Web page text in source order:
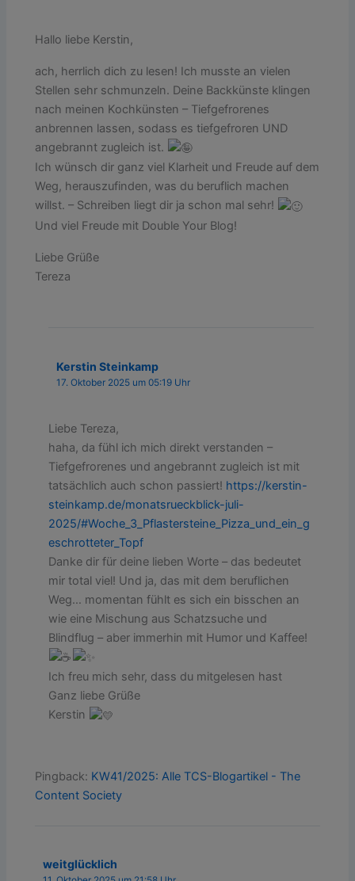
Hallo liebe Kerstin,
ach, herrlich dich zu lesen! Ich musste an vielen
Stellen sehr schmunzeln. Deine Backkünste klingen
nach meinen Kochkünsten – Tiefgefrorenes
anbrennen lassen, sodass es tiefgefroren UND
angebrannt zugleich ist.
Ich wünsch dir ganz viel Klarheit und Freude auf dem
Weg, herauszufinden, was du beruflich machen
willst. – Schreiben liegt dir ja schon mal sehr!
Und viel Freude mit Double Your Blog!
Liebe Grüße
Tereza
Kerstin Steinkamp
17. Oktober 2025 um 05:19 Uhr
Liebe Tereza,
haha, da fühl ich mich direkt verstanden –
Tiefgefrorenes und angebrannt zugleich ist mit
tatsächlich auch schon passiert! https://kerstin-
steinkamp.de/monatsrueckblick-juli-
2025/#Woche_3_Pflastersteine_Pizza_und_ein_g
eschrotteter_Topf
Danke dir für deine lieben Worte – das bedeutet
mir total viel! Und ja, das mit dem beruflichen
Weg… momentan fühlt es sich ein bisschen an
wie eine Mischung aus Schatzsuche und
Blindflug – aber immerhin mit Humor und Kaffee!
Ich freu mich sehr, dass du mitgelesen hast
Ganz liebe Grüße
Kerstin
Pingback: KW41/2025: Alle TCS-Blogartikel - The
Content Society
weitglücklich